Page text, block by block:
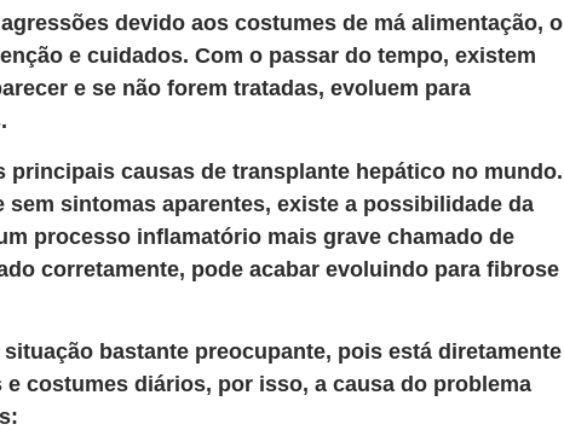
devido aos costumes de má alimentação, o
e cuidados. Com o passar do tempo, existem
e se não forem tratadas, evoluem para
principais causas de transplante hepático no mundo.
sintomas aparentes, existe a possibilidade da
processo inflamatório mais grave chamado de
corretamente, pode acabar evoluindo para fibrose
bastante preocupante, pois está diretamente
costumes diários, por isso, a causa do problema